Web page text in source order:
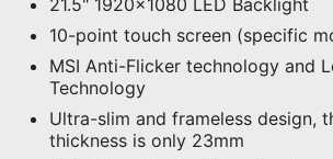
21.5" 1920x1080 LED Backlight
10-point touch screen (specific
MSI Anti-Flicker technology and
Technology
Ultra-slim and frameless design,
thickness is only 23mm